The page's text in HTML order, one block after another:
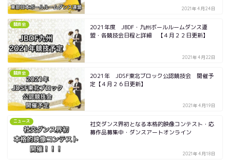
2021年4月24日
競技会
2021年度 JBDF・九州ボールルームダンス連
盟・各競技会日程と詳細 【４月２２日更新】
2021年4月22日
競技会
2021年 JDSF東北ブロック公認競技会 開催予
定【４月２６日更新】
2021年4月19日
ニュース
社交ダンス界初となる本格的映像コンテスト・応
募作品募集中・ダンスアートオンライン
2021年4月18日